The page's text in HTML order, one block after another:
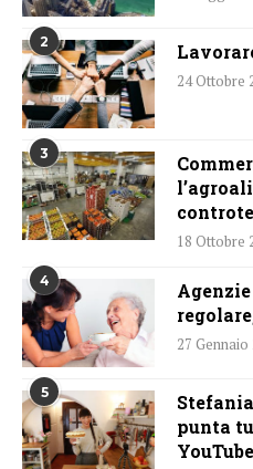
2
24 Ottobre
3
18 Ottobre
4
27 Gennaio
5
punta
YouTube